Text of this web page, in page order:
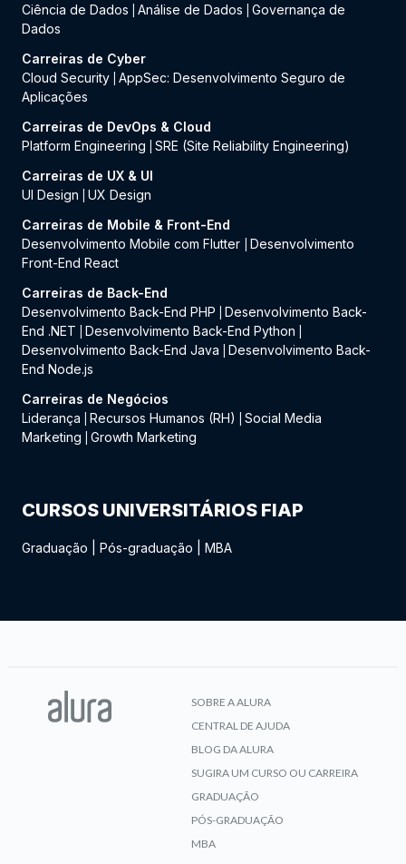
Ciência de Dados
Análise de Dados
Governança de
Dados
Carreiras de Cyber
Cloud Security AppSec: Desenvolvimento Seguro de
Aplicações
Carreiras de DevOps & Cloud
Platform Engineering
SRE (Site Reliability Engineering)
Carreiras de UX & UI
UI Design
UX Design
Carreiras de Mobile & Front-End
Desenvolvimento Mobile com Flutter
Desenvolvimento
Front-End React
Carreiras de Back-End
Desenvolvimento Back-End PHP
Desenvolvimento Back-
End .NET
Desenvolvimento Back-End Python
Desenvolvimento Back-End Java
Desenvolvimento Back-
End Node.js
Carreiras de Negócios
Liderança
Recursos Humanos (RH)
Social Media
Marketing
Growth Marketing
CURSOS UNIVERSITÁRIOS FIAP
Graduação Pós-graduação MBA
SOBRE A ALURA
CENTRAL DE AJUDA
BLOG DA ALURA
SUGIRA UM CURSO OU CARREIRA
GRADUAÇÃO
PÓS-GRADUAÇÃO
MBA